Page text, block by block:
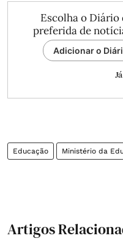
Escolha o
preferida de
Adicionar o
Educação Ministério da
Artigos